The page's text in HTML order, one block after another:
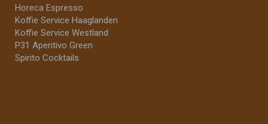
Horeca Espresso
Koffie Service Haaglanden
Koffie Service Westland
P31 Aperitivo Green
Spirito Cocktails